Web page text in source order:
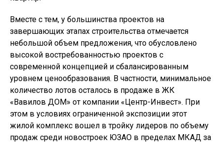
Вместе с тем, у большинства проектов на
завершающих этапах строительства отмечается
небольшой объем предложения, что обусловлено
высокой востребованностью проектов с
современной концепцией и сбалансированным
уровнем ценообразования. В частности, минимальное
количество лотов осталось в продаже в ЖК
«Вавилов ДОМ» от компании «Центр-Инвест». При
этом в условиях ограниченной экспозиции этот
жилой комплекс вошел в тройку лидеров по объему
продаж среди новостроек ЮЗАО в пределах МКАД за